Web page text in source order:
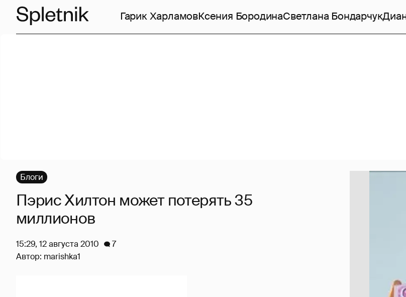
Гарик ХарламовКсения БородинаСветлана Бондарчук
Блоги
Пэрис Хилтон может потерять 35
миллионов
15:29, 12 августа 2010
7
Автор: marishka1